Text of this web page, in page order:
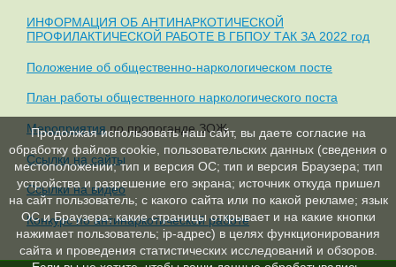
ИНФОРМАЦИЯ ОБ АНТИНАРКОТИЧЕСКОЙ
ПРОФИЛАКТИЧЕСКОЙ РАБОТЕ В ГБПОУ ТАК ЗА 2022 год
Положение об общественно-наркологическом посте
План работы общественного наркологического поста
Мероприятияпо пропоганде ЗОЖ
Ссылки на сайты
Ссылки на видео
Конкурс по антинаркотической работе
Продолжая использовать наш сайт, вы даете согласие на
обработку файлов cookie, пользовательских данных (сведения о
местоположении; тип и версия ОС; тип и версия Браузера; тип
устройства и разрешение его экрана; источник откуда пришел
на сайт пользователь; с какого сайта или по какой рекламе; язык
ОС и Браузера; какие страницы открывает и на какие кнопки
нажимает пользователь; ip-адрес) в целях функционирования
сайта и проведения статистических исследований и обзоров.